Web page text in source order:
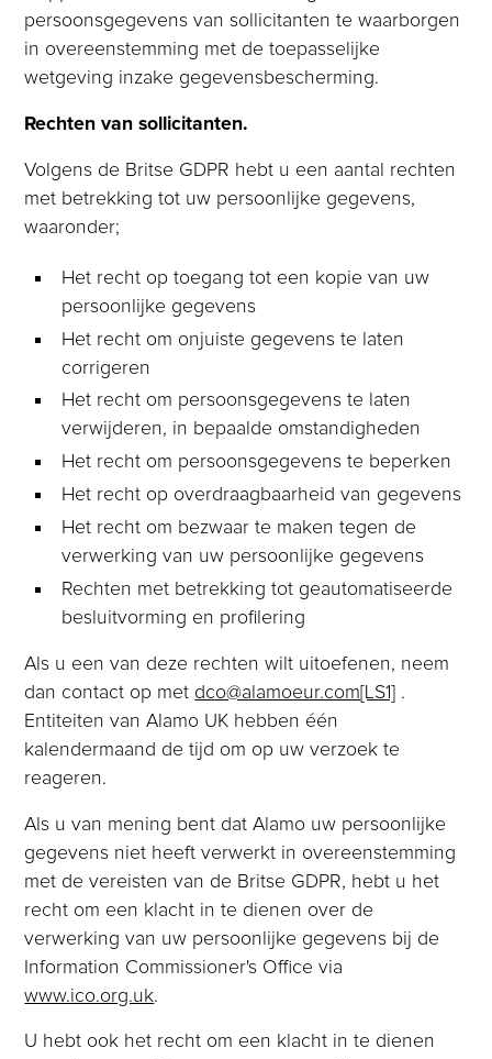
persoonsgegevens van sollicitanten te waarborgen
in overeenstemming met de toepasselijke
wetgeving inzake gegevensbescherming.
Rechten van sollicitanten.
Volgens de Britse GDPR hebt u een aantal rechten
met betrekking tot uw persoonlijke gegevens,
waaronder;
Het recht op toegang tot een kopie van uw
persoonlijke gegevens
Het recht om onjuiste gegevens te laten
corrigeren
Het recht om persoonsgegevens te laten
verwijderen, in bepaalde omstandigheden
Het recht om persoonsgegevens te beperken
Het recht op overdraagbaarheid van gegevens
Het recht om bezwaar te maken tegen de
verwerking van uw persoonlijke gegevens
Rechten met betrekking tot geautomatiseerde
besluitvorming en profilering
Als u een van deze rechten wilt uitoefenen, neem
dan contact op met dco@alamoeur.com[LS1] .
Entiteiten van Alamo UK hebben één
kalendermaand de tijd om op uw verzoek te
reageren.
Als u van mening bent dat Alamo uw persoonlijke
gegevens niet heeft verwerkt in overeenstemming
met de vereisten van de Britse GDPR, hebt u het
recht om een klacht in te dienen over de
verwerking van uw persoonlijke gegevens bij de
Information Commissioner's Office via
www.ico.org.uk.
U hebt ook het recht om een klacht in te dienen